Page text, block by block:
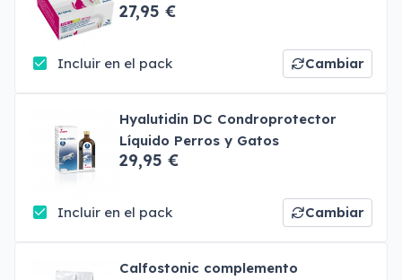
27,95 €
Incluir en el pack Cambiar
Hyalutidin DC Condroprotector
Líquido Perros y Gatos
29,95 €
Incluir en el pack Cambiar
Calfostonic complemento